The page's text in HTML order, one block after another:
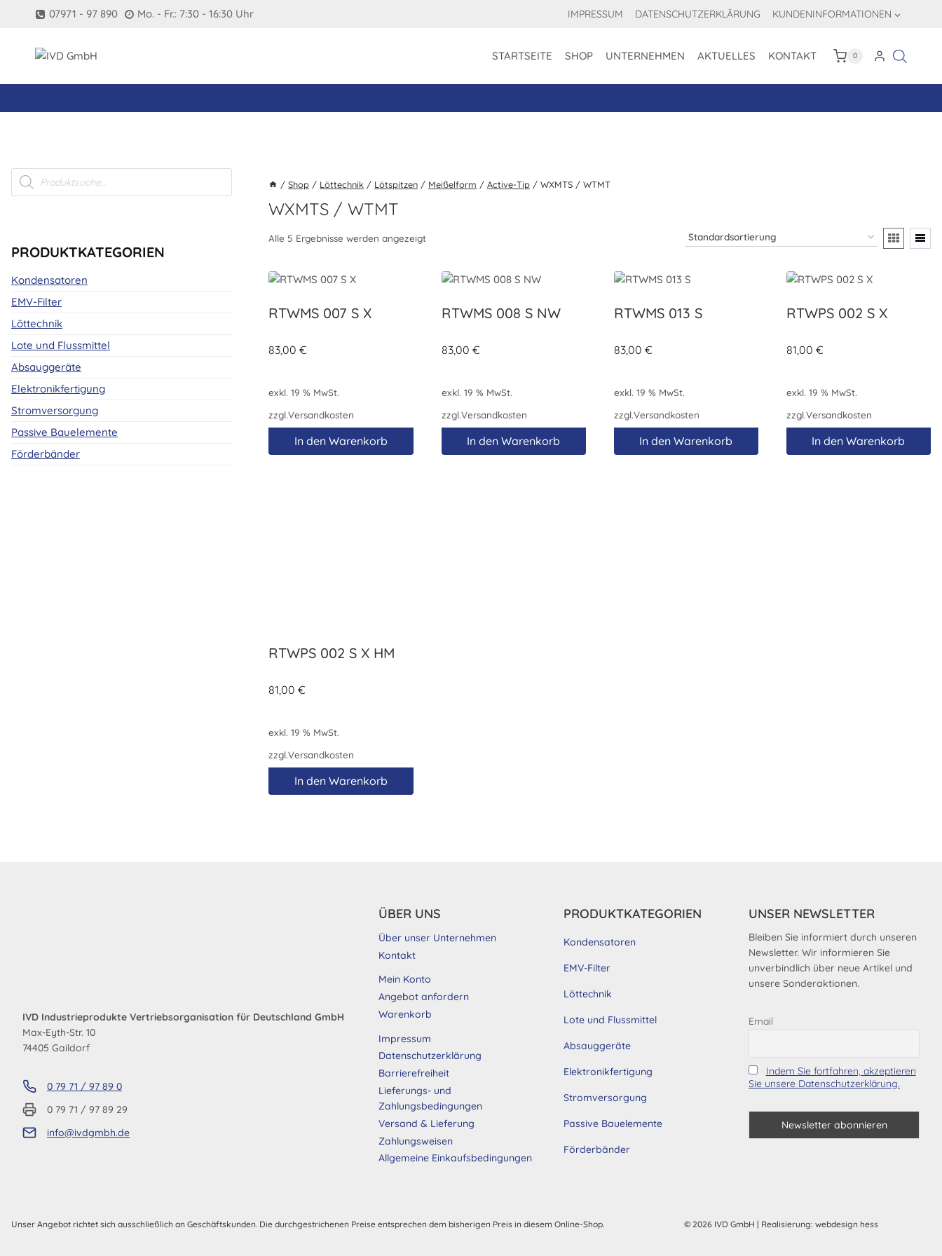
07971 - 97 890 Mo. - Fr.: 7:30 - 16:30 Uhr IMPRESSUM DATENSCHUTZERKLÄRUNG KUNDENINFORMATIONEN
STARTSEITE SHOP UNTERNEHMEN AKTUELLES KONTAKT 0
/ Shop / Löttechnik / Lötspitzen / Meißelform / Active-Tip / WXMTS / WTMT
WXMTS / WTMT
Alle 5 Ergebnisse werden angezeigt
RTWMS 007 S X
83,00€
exkl. 19 % MwSt.
zzgl.Versandkosten
In den Warenkorb
RTWMS 008 S NW
83,00 €
exkl. 19 % MwSt.
zzgl.Versandkosten
In den Warenkorb
RTWMS 013 S
83,00 €
exkl. 19 % MwSt.
zzgl.Versandkosten
In den Warenkorb
RTWPS 002 S X
81,00 €
exkl. 19 % MwSt.
zzgl.Versandkosten
In den Warenkorb
RTWPS 002 S X HM
81,00€
exkl. 19 % MwSt.
zzgl.Versandkosten
In den Warenkorb
Products
search
PRODUKTKATEGORIEN
Kondensatoren
EMV-Filter
Löttechnik
Lote und Flussmittel
Absauggeräte
Elektronikfertigung
Stromversorgung
Passive Bauelemente
Förderbänder
IVD Industrieprodukte Vertriebsorganisation für Deutschland GmbH
Max-Eyth-Str. 10
74405 Gaildorf
0 79 71 / 97 89 0
0 79 71 / 97 89 29
info@ivdgmbh.de
ÜBER UNS
Über unser Unternehmen
Kontakt
Mein Konto
Angebot anfordern
Warenkorb
Impressum
Datenschutzerklärung
Barrierefreiheit
Lieferungs- und
Zahlungsbedingungen
Versand & Lieferung
Zahlungsweisen
Allgemeine Einkaufsbedingungen
PRODUKTKATEGORIEN
Kondensatoren
EMV-Filter
Löttechnik
Lote und Flussmittel
Absauggeräte
Elektronikfertigung
Stromversorgung
Passive Bauelemente
Förderbänder
UNSER NEWSLETTER
Bleiben Sie informiert durch unseren
Newsletter. Wir informieren Sie
unverbindlich über neue Artikel und
unsere Sonderaktionen.
Email
Indem Sie fortfahren, akzeptieren
Sie unsere Datenschutzerklärung.
Unser Angebot richtet sich ausschließlich an Geschäftskunden. Die durchgestrichenen Preise entsprechen dem bisherigen Preis in diesem Online-Shop. © 2026 IVD GmbH | Realisierung: webdesign hess